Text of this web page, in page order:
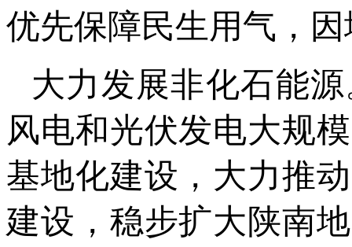
优先保障民生用气，
大力发展非化石能
风电和光伏发电大规
基地化建设，大力推
建设，稳步扩大陕南